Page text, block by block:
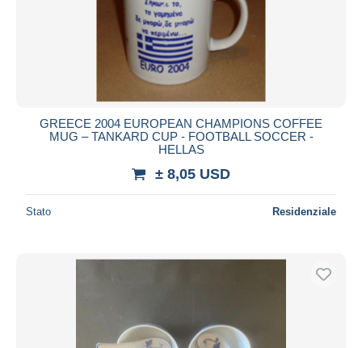
GREECE 2004 EUROPEAN CHAMPIONS COFFEE
MUG – TANKARD CUP - FOOTBALL SOCCER -
HELLAS
± 8,05 USD
Stato Residenziale